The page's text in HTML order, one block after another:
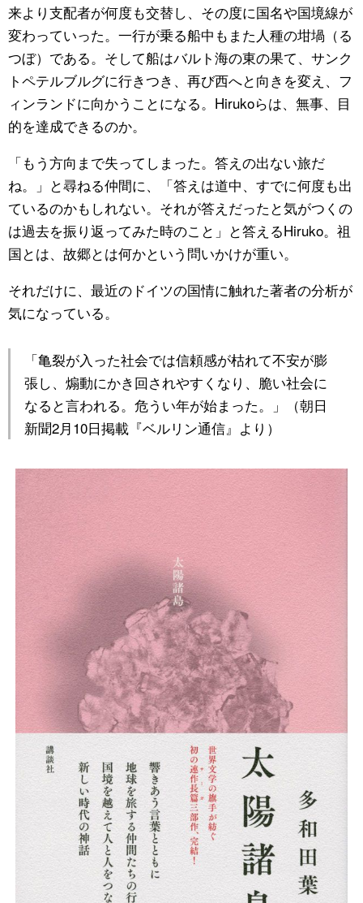
来より支配者が何度も交替し、その度に国名や国境線が
変わっていった。一行が乗る船中もまた人種の坩堝（る
つぼ）である。そして船はバルト海の東の果て、サンク
トペテルブルグに行きつき、再び西へと向きを変え、フ
ィンランドに向かうことになる。Hirukoらは、無事、目
的を達成できるのか。
「もう方向まで失ってしまった。答えの出ない旅だ
ね。」と尋ねる仲間に、「答えは道中、すでに何度も出
ているのかもしれない。それが答えだったと気がつくの
は過去を振り返ってみた時のこと」と答えるHiruko。祖
国とは、故郷とは何かという問いかけが重い。
それだけに、最近のドイツの国情に触れた著者の分析が
気になっている。
「亀裂が入った社会では信頼感が枯れて不安が膨
張し、煽動にかき回されやすくなり、脆い社会に
なると言われる。危うい年が始まった。」（朝日
新聞2月10日掲載『ベルリン通信』より）